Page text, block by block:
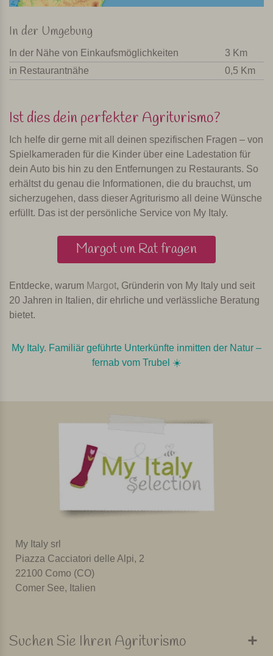
In der Umgebung
In der Nähe von Einkaufsmöglichkeiten
3 Km
in Restaurantnähe
0,5 Km
Ist dies dein perfekter Agriturismo?
Ich helfe dir gerne mit all deinen spezifischen Fragen – von
Spielkameraden für die Kinder über eine Ladestation für
dein Auto bis hin zu den Entfernungen zu Restaurants. So
erhältst du genau die Informationen, die du brauchst, um
sicherzugehen, dass dieser Agriturismo all deine Wünsche
erfüllt. Das ist der persönliche Service von My Italy.
Margot um Rat fragen
Entdecke, warum Margot, Gründerin von My Italy und seit
20 Jahren in Italien, dir ehrliche und verlässliche Beratung
bietet.
My Italy. Familiär geführte Unterkünfte inmitten der Natur –
fernab vom Trubel ☀️️️
My Italy srl
Piazza Cacciatori delle Alpi, 2
22100 Como (CO)
Comer See, Italien
Suchen Sie Ihren Agriturismo